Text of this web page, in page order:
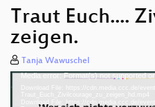
Traut Euch....
zeigen.
Tanja Wawuschel
Video
Player
Media error: Format(s) not supported
Download File: https://cdn.media.ccc.de/
Traut_Euch_Zivilcourage_zu_zeigen_hd.mp4
Download File: https://cdn.media.ccc.de/